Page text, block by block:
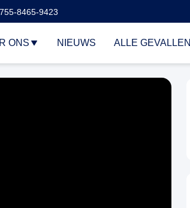
8465-9423
ONS NIEUWS ALLE GEVALLEN